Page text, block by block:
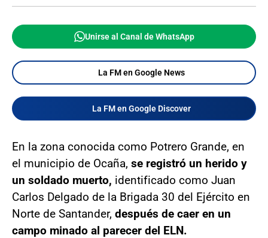
Unirse al Canal de WhatsApp
La FM en Google News
La FM en Google Discover
En la zona conocida como Potrero Grande, en
el municipio de Ocaña, se registró un herido y
un soldado muerto, identificado como Juan
Carlos Delgado de la Brigada 30 del Ejército en
Norte de Santander, después de caer en un
campo minado al parecer del ELN.